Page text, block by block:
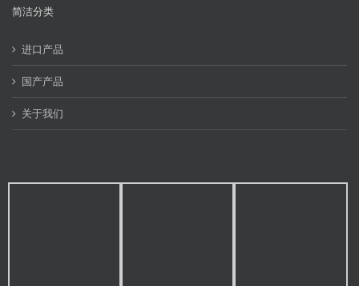
简洁分类
进口产品
国产产品
关于我们